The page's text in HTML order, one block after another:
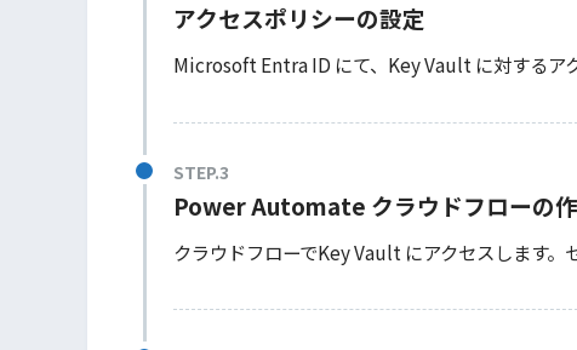
アクセスポリシーの設定
Microsoft Entra ID にて、Key Vault に対するア
Power Automate クラウドフローの
クラウドフローでKey Vault にアクセスします。